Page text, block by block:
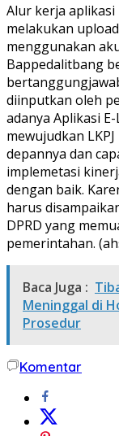
Alur kerja aplikasi
melakukan
menggunakan
Bappedalitbang
diinputkan oleh
adanya Aplikasi
mewujudkan
depannya dan
implemetasi
dengan baik.
harus
DPRD yang
pemerintahan.
Baca Juga :
Meninggal di
Prosedur
Komentar